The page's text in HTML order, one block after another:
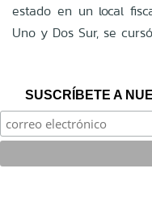
estado en un local
Uno y Dos Sur, se
SUSCRÍBETE A